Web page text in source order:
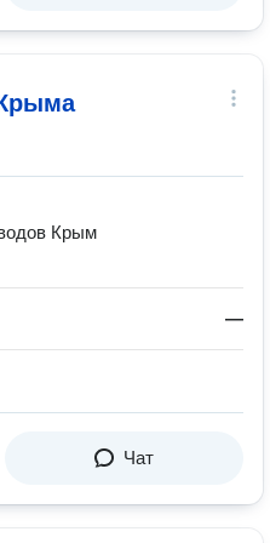
Крым
—
Чат